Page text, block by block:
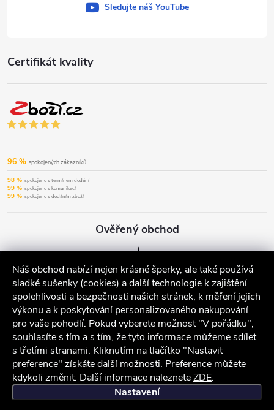
Náš obchod nabízí nejen krásné šperky, ale také používá
sladké sušenky (cookies) a další technologie k zajištění
spolehlivosti a bezpečnosti našich stránek, k měření jejich
výkonu a k poskytování personalizovaného nakupování
pro vaše pohodlí. Pokud vyberete možnost "V pořádku",
souhlasíte s tím a s tím, že tyto informace můžeme sdílet
s třetími stranami. Kliknutím na tlačítko "Nastavit
preference" získáte další možnosti. Preference můžete
kdykoli změnit. Další informace nalezneteZDE.
Nastavení
Certifikát kvality
96 % spokojených zákazníků
98 % spokojeno s termínem dodání
99 % spokojeno s komunikací
99 % spokojeno s dodáním zboží
Ověřený obchod
Sledujte náš YouTube
iocel.cz Obchodní podmínky Ochrana osobních údajů